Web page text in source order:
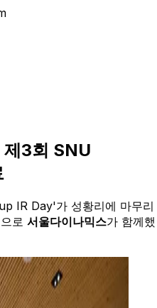
3회 SNU
IR Day'가 성황리에 마무리
로 서울다이나믹스가 함께했